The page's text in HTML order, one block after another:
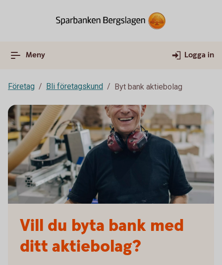
Meny Logga in
Företag Bli företagskund Byt bank aktiebolag
Vill du byta bank med
ditt aktiebolag?